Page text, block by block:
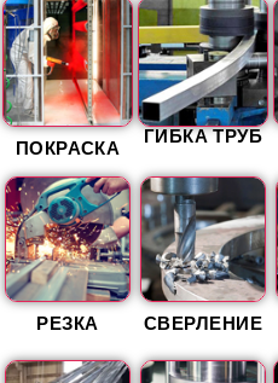
ПОКРАСКА ГИБКА ТРУБ
РЕЗКА СВЕРЛЕНИЕ